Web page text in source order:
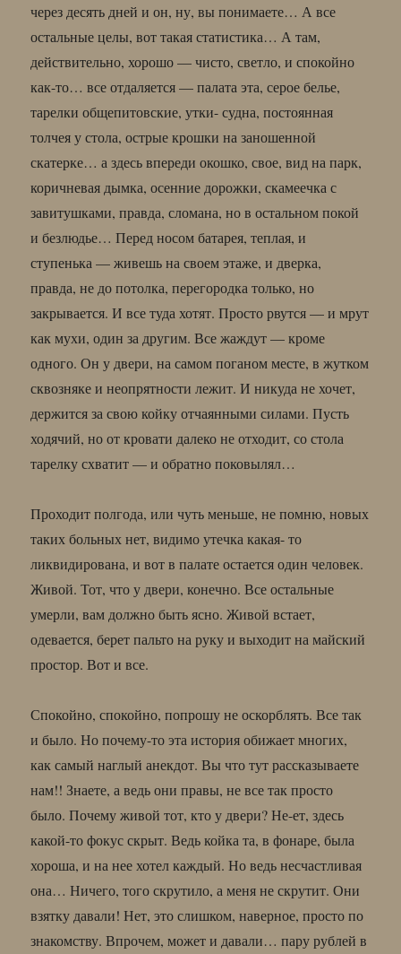
через десять дней и он, ну, вы понимаете… А все
остальные целы, вот такая статистика… А там,
действительно, хорошо — чисто, светло, и спокойно
как-то… все отдаляется — палата эта, серое белье,
тарелки общепитовские, утки- судна, постоянная
толчея у стола, острые крошки на заношенной
скатерке… а здесь впереди окошко, свое, вид на парк,
коричневая дымка, осенние дорожки, скамеечка с
завитушками, правда, сломана, но в остальном покой
и безлюдье… Перед носом батарея, теплая, и
ступенька — живешь на своем этаже, и дверка,
правда, не до потолка, перегородка только, но
закрывается. И все туда хотят. Просто рвутся — и мрут
как мухи, один за другим. Все жаждут — кроме
одного. Он у двери, на самом поганом месте, в жутком
сквозняке и неопрятности лежит. И никуда не хочет,
держится за свою койку отчаянными силами. Пусть
ходячий, но от кровати далеко не отходит, со стола
тарелку схватит — и обратно поковылял…
Проходит полгода, или чуть меньше, не помню, новых
таких больных нет, видимо утечка какая- то
ликвидирована, и вот в палате остается один человек.
Живой. Тот, что у двери, конечно. Все остальные
умерли, вам должно быть ясно. Живой встает,
одевается, берет пальто на руку и выходит на майский
простор. Вот и все.
Спокойно, спокойно, попрошу не оскорблять. Все так
и было. Но почему-то эта история обижает многих,
как самый наглый анекдот. Вы что тут рассказываете
нам!! Знаете, а ведь они правы, не все так просто
было. Почему живой тот, кто у двери? Не-ет, здесь
какой-то фокус скрыт. Ведь койка та, в фонаре, была
хороша, и на нее хотел каждый. Но ведь несчастливая
она… Ничего, того скрутило, а меня не скрутит. Они
взятку давали! Нет, это слишком, наверное, просто по
знакомству. Впрочем, может и давали… пару рублей в